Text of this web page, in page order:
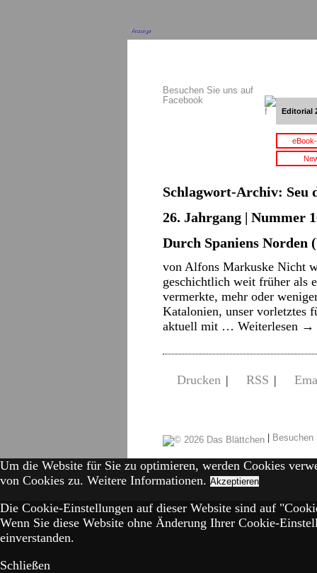
Anzeige
Besuchen Sie uns auf
Facebook
Editorial
Schlagwort-Archiv: Seu
26. Jahrgang | Nummer
Durch Spaniens Norden
von Alfons Markuske Nicht
geschichtlich weit früher als
vermerkte, mehr oder
Katalonien, unser vorletztes
aktuell mit … Weiterlesen →
Drucken | RSS |
|
Um die Website für Sie zu optimieren, werden Cookies
von Cookies zu. Weitere Informationen. Akzeptieren
Die Cookie-Einstellungen auf dieser Website sind auf
Wenn Sie diese Website ohne Änderung Ihrer Cookie-
einverstanden.
Schließen